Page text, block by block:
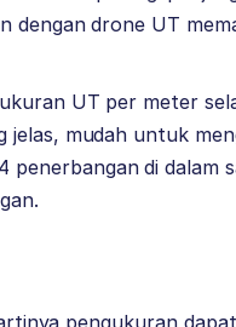
dengan drone UT
UT per meter
jelas, mudah untuk
di dalam